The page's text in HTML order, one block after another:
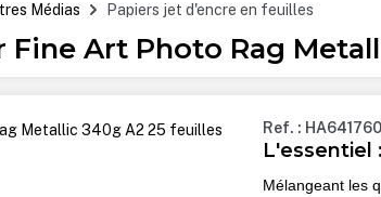
Médias Papiers jet d'encre en feuilles
Fine Art Photo Rag
Ref. : HA641760
L'essentiel :
Mélangeant les